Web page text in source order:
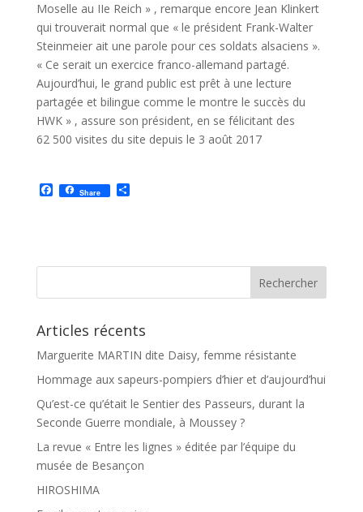
Moselle au IIe Reich » , remarque encore Jean Klinkert
qui trouverait normal que « le président Frank-Walter
Steinmeier ait une parole pour ces soldats alsaciens ».
« Ce serait un exercice franco-allemand partagé.
Aujourd’hui, le grand public est prêt à une lecture
partagée et bilingue comme le montre le succès du
HWK » , assure son président, en se félicitant des
62 500 visites du site depuis le 3 août 2017
F
a
o
Share P
e
Articles récents
Marguerite MARTIN dite Daisy, femme résistante
Hommage aux sapeurs-pompiers d’hier et d’aujourd’hui
Qu’est-ce qu’était le Sentier des Passeurs, durant la
Seconde Guerre mondiale, à Moussey ?
La revue « Entre les lignes » éditée par l’équipe du
musée de Besançon
HIROSHIMA